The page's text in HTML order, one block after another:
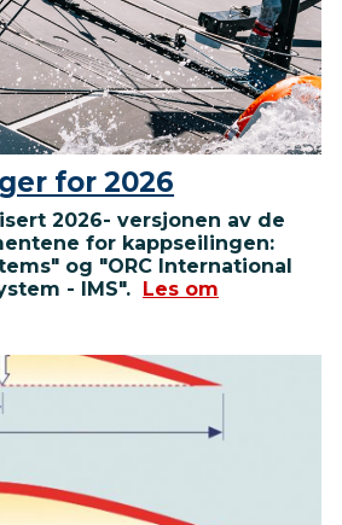
for 2026
2026- versjonen av de
for kappseilingen:
og "ORC International
- IMS".
Les om